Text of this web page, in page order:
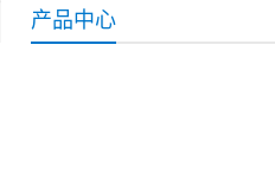
产品中心